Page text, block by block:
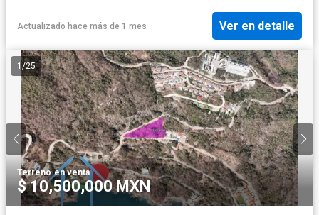
Actualizado hace más de 1 mes Ver en detalle
1/25
Terreno·en venta
$ 10,500,000 MXN